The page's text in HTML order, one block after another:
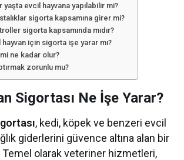
yaşta evcil hayvana yapılabilir mi?
sigorta kapsamına girer mi?
sigorta kapsamında mıdır?
hayvan için sigorta işe yarar mı?
ne kadar olur?
zorunlu mu?
Sigortası Ne İşe Yarar?
, kedi, köpek ve benzeri evcil
giderlerini güvence altına alan bir
olarak veteriner hizmetleri,